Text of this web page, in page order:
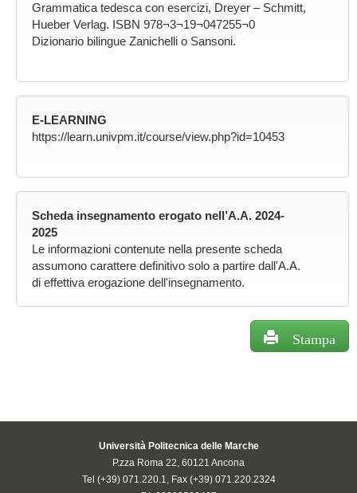
Grammatica tedesca con esercizi, Dreyer – Schmitt,
Hueber Verlag. ISBN 978¬3¬19¬047255¬0
Dizionario bilingue Zanichelli o Sansoni.
E-LEARNING
https://learn.univpm.it/course/view.php?id=10453
Scheda insegnamento erogato nell’A.A. 2024-
2025
Le informazioni contenute nella presente scheda
assumono carattere definitivo solo a partire dall'A.A.
di effettiva erogazione dell'insegnamento.
Stampa
Università Politecnica delle Marche
P.zza Roma 22, 60121 Ancona
Tel (+39) 071.220.1, Fax (+39) 071.220.2324